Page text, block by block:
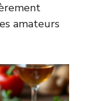
amateurs